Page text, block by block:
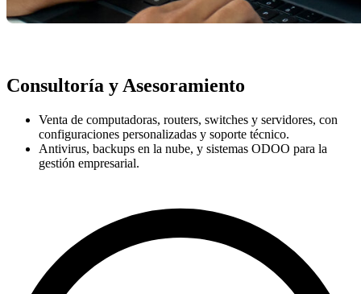
Consultoría y Asesoramiento
Venta de computadoras, routers, switches y servidores, con
configuraciones personalizadas y soporte técnico.
Antivirus, backups en la nube, y sistemas ODOO para la
gestión empresarial.